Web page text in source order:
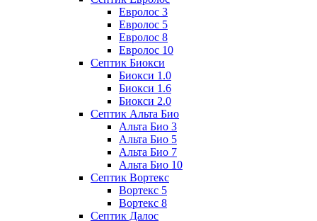
Евролос 3
Евролос 5
Евролос 8
Евролос 10
Септик Биокси
Биокси 1.0
Биокси 1.6
Биокси 2.0
Септик Альта Био
Альта Био 3
Альта Био 5
Альта Био 7
Альта Био 10
Септик Вортекс
Вортекс 5
Вортекс 8
Септик Далос